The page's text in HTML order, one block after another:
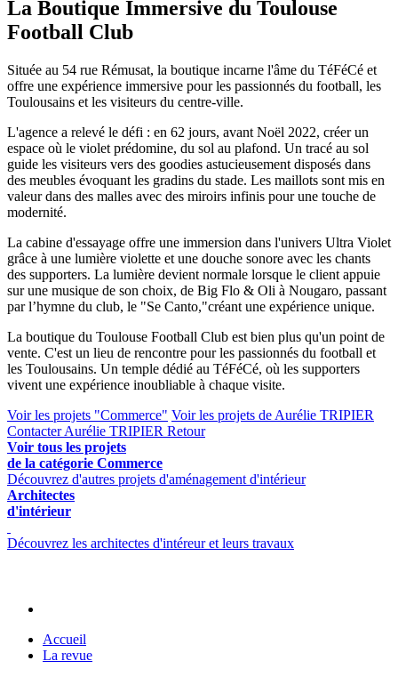
La Boutique Immersive du Toulouse
Football Club
Située au 54 rue Rémusat, la boutique incarne l'âme du TéFéCé et
offre une expérience immersive pour les passionnés du football, les
Toulousains et les visiteurs du centre-ville.
L'agence a relevé le défi : en 62 jours, avant Noël 2022, créer un
espace où le violet prédomine, du sol au plafond. Un tracé au sol
guide les visiteurs vers des goodies astucieusement disposés dans
des meubles évoquant les gradins du stade. Les maillots sont mis en
valeur dans des malles avec des miroirs infinis pour une touche de
modernité.
La cabine d'essayage offre une immersion dans l'univers Ultra Violet
grâce à une lumière violette et une douche sonore avec les chants
des supporters. La lumière devient normale lorsque le client appuie
sur une musique de son choix, de Big Flo & Oli à Nougaro, passant
par l’hymne du club, le "Se Canto,"créant une expérience unique.
La boutique du Toulouse Football Club est bien plus qu'un point de
vente. C'est un lieu de rencontre pour les passionnés du football et
les Toulousains. Un temple dédié au TéFéCé, où les supporters
vivent une expérience inoubliable à chaque visite.
Voir les projets "Commerce" Voir les projets de Aurélie TRIPIER
Contacter Aurélie TRIPIER Retour
Voir tous les projets
de la catégorie Commerce
Découvrez d'autres projets d'aménagement d'intérieur
Architectes
d'intérieur
Découvrez les architectes d'intéreur et leurs travaux
Accueil
La revue